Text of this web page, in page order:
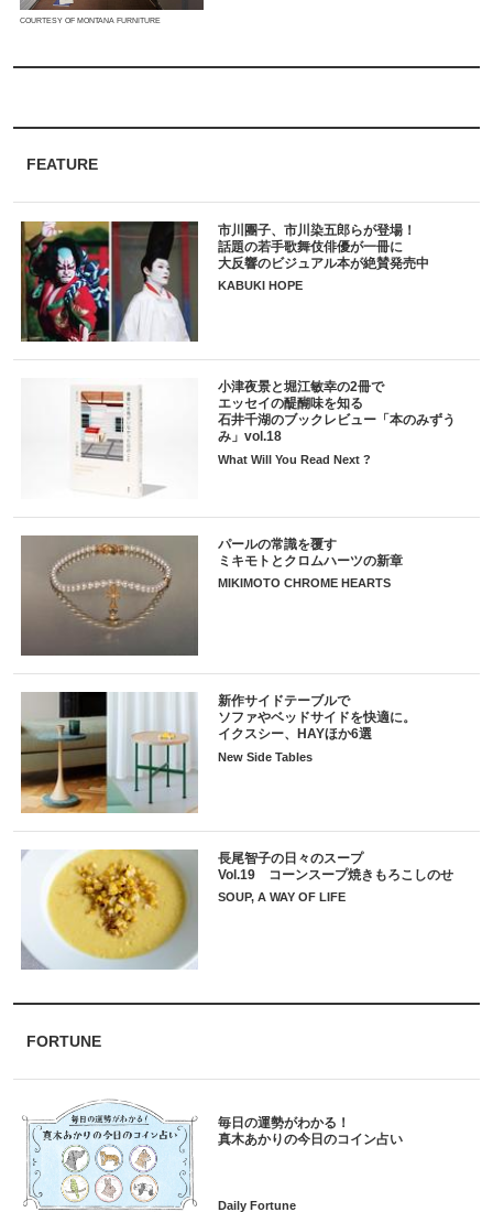
FEATURE
市川團子、市川染五郎らが登場！
話題の若手歌舞伎俳優が一冊に
大反響のビジュアル本が絶賛発売中
KABUKI HOPE
小津夜景と堀江敏幸の2冊で
エッセイの醍醐味を知る
石井千湖のブックレビュー「本のみずう
み」vol.18
What Will You Read Next ?
パールの常識を覆す
ミキモトとクロムハーツの新章
MIKIMOTO CHROME HEARTS
新作サイドテーブルで
ソファやベッドサイドを快適に。
イクスシー、HAYほか6選
New Side Tables
長尾智子の日々のスープ
Vol.19 コーンスープ焼きもろこしのせ
SOUP, A WAY OF LIFE
FORTUNE
毎日の運勢がわかる！
COURTESY OF MONTANA FURNITURE